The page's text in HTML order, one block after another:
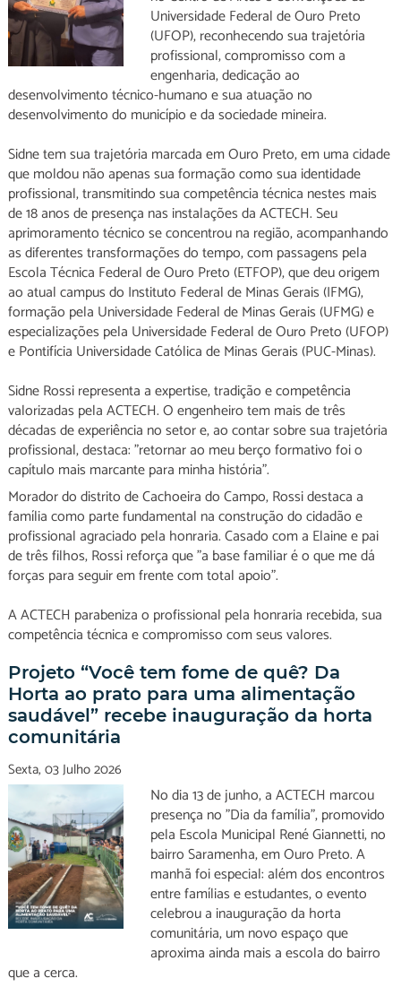
Universidade Federal de Ouro Preto
(UFOP), reconhecendo sua trajetória
profissional, compromisso com a
engenharia, dedicação ao
desenvolvimento técnico-humano e sua atuação no
desenvolvimento do município e da sociedade mineira.
Sidne tem sua trajetória marcada em Ouro Preto, em uma cidade
que moldou não apenas sua formação como sua identidade
profissional, transmitindo sua competência técnica nestes mais
de 18 anos de presença nas instalações da ACTECH. Seu
aprimoramento técnico se concentrou na região, acompanhando
as diferentes transformações do tempo, com passagens pela
Escola Técnica Federal de Ouro Preto (ETFOP), que deu origem
ao atual campus do Instituto Federal de Minas Gerais (IFMG),
formação pela Universidade Federal de Minas Gerais (UFMG) e
especializações pela Universidade Federal de Ouro Preto (UFOP)
e Pontifícia Universidade Católica de Minas Gerais (PUC-Minas).
Sidne Rossi representa a expertise, tradição e competência
valorizadas pela ACTECH. O engenheiro tem mais de três
décadas de experiência no setor e, ao contar sobre sua trajetória
profissional, destaca: "retornar ao meu berço formativo foi o
capítulo mais marcante para minha história".
Morador do distrito de Cachoeira do Campo, Rossi destaca a
família como parte fundamental na construção do cidadão e
profissional agraciado pela honraria. Casado com a Elaine e pai
de três filhos, Rossi reforça que "a base familiar é o que me dá
forças para seguir em frente com total apoio".
A ACTECH parabeniza o profissional pela honraria recebida, sua
competência técnica e compromisso com seus valores.
Projeto “Você tem fome de quê? Da
Horta ao prato para uma alimentação
saudável” recebe inauguração da horta
comunitária
Sexta, 03 Julho 2026
No dia 13 de junho, a ACTECH marcou
presença no "Dia da família", promovido
pela Escola Municipal René Giannetti, no
bairro Saramenha, em Ouro Preto. A
manhã foi especial: além dos encontros
entre famílias e estudantes, o evento
celebrou a inauguração da horta
comunitária, um novo espaço que
aproxima ainda mais a escola do bairro
que a cerca.